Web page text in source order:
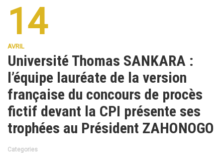
14
AVRIL
Université Thomas SANKARA :
l’équipe lauréate de la version
française du concours de procès
fictif devant la CPI présente ses
trophées au Président ZAHONOGO
Categories